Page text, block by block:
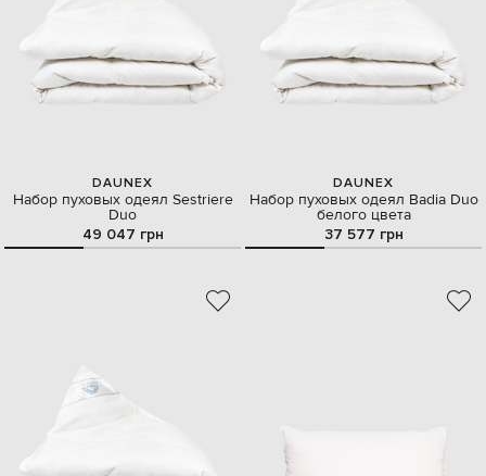
DAUNEX
Набор пуховых одеял Sestriere
Duo
49 047 грн
DAUNEX
Набор пуховых одеял Badia Duo
белого цвета
37 577 грн